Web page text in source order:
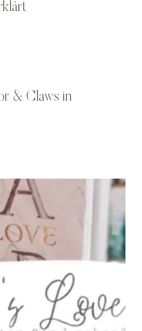
& Claws in